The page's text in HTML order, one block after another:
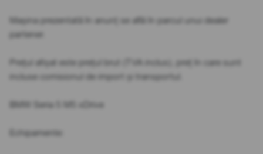
Mașina prezentată în anunț se află în parcul unui dealer
partener.
Prețul afișat este prețul brut (TVA inclus), preț în care sunt
incluse comisionul de import și transportul.
BMW Seria 5 M5 xDrive
Echipamente: